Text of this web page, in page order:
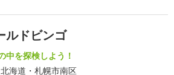
ルドビンゴ
中を探検しよう！
北海道・札幌市南区